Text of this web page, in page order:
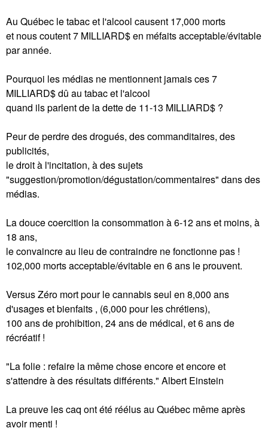
Au Québec le tabac et l'alcool causent 17,000 morts
et nous coutent 7 MILLIARD$ en méfaits acceptable/évitable
par année.
Pourquoi les médias ne mentionnent jamais ces 7
MILLIARD$ dû au tabac et l'alcool
quand ils parlent de la dette de 11-13 MILLIARD$ ?
Peur de perdre des drogués, des commanditaires, des
publicités,
le droit à l'incitation, à des sujets
"suggestion/promotion/dégustation/commentaires" dans des
médias.
La douce coercition la consommation à 6-12 ans et moins, à
18 ans,
le convaincre au lieu de contraindre ne fonctionne pas !
102,000 morts acceptable/évitable en 6 ans le prouvent.
Versus Zéro mort pour le cannabis seul en 8,000 ans
d'usages et bienfaits , (6,000 pour les chrétiens),
100 ans de prohibition, 24 ans de médical, et 6 ans de
récréatif !
"La folie : refaire la même chose encore et encore et
s'attendre à des résultats différents." Albert Einstein
La preuve les caq ont été réélus au Québec même après
avoir menti !